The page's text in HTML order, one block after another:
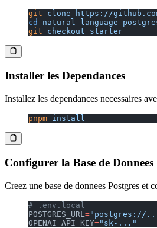
git clone https://
cd
natural-language-
git checkout starter
Installer les Dependances
Installez les dependances necessaires
pnpm install
Configurer la Base de Donnees
Creez une base de donnees Postgres et
# .env.local
POSTGRES_URL ="postgres://
OPENAI_API_KEY="sk-..."